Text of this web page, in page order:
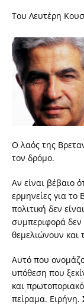
Του Λευτέρη
Ο λαός της
τον δρόμο.
Αν είναι βέβαιο
ερμηνείες για το
πολιτική δεν
συμπεριφορά δεν
θεμελιώνουν και
Αυτό που
υπόθεση που
και πρωτοποριακό
πείραμα. Ειρήνη.